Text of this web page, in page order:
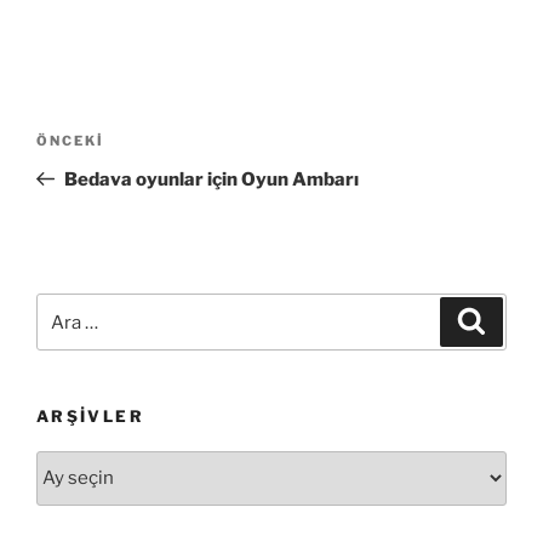
Yazı
Önceki
Yazı
ÖNCEKI
Bedava oyunlar için Oyun Ambarı
ARŞIVLER